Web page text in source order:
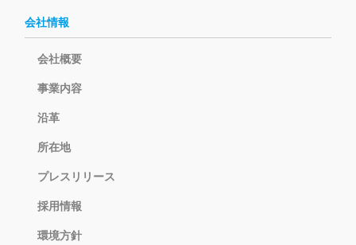
会社情報
会社概要
事業内容
沿革
所在地
プレスリリース
採用情報
環境方針